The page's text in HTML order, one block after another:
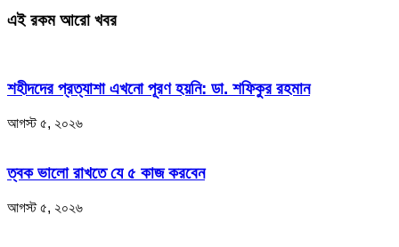
এই রকম আরো খবর
শহীদদের প্রত্যাশা এখনো পূরণ হয়নি: ডা. শফিকুর রহমান
আগস্ট ৫, ২০২৬
ত্বক ভালো রাখতে যে ৫ কাজ করবেন
আগস্ট ৫, ২০২৬